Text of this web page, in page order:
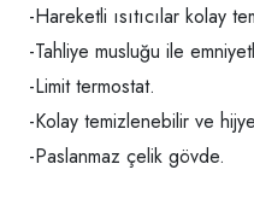
-Hareketli ısıtıcılar kolay
-Tahliye musluğu ile
-Limit termostat.
-Kolay temizlenebilir ve
-Paslanmaz çelik gövde.